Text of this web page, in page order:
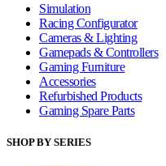
Simulation
Racing Configurator
Cameras & Lighting
Gamepads & Controllers
Gaming Furniture
Accessories
Refurbished Products
Gaming Spare Parts
SHOP BY SERIES